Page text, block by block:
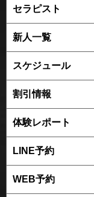
セラピスト
新人一覧
スケジュール
割引情報
体験レポート
LINE予約
WEB予約